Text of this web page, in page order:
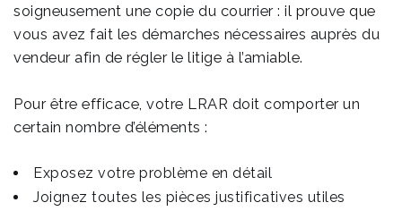
soigneusement une copie du courrier : il prouve que
vous avez fait les démarches nécessaires auprès du
vendeur afin de régler le litige à l’amiable.
Pour être efficace, votre LRAR doit comporter un
certain nombre d’éléments :
Exposez votre problème en détail
Joignez toutes les pièces justificatives utiles